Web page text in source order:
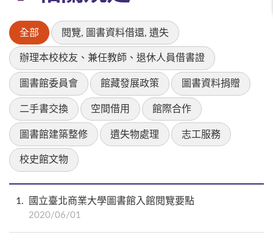
全部 閱覽, 圖書資料借還, 遺失
辦理本校校友、兼任教師、退休人員借書證
圖書館委員會 館藏發展政策 圖書資料捐贈
二手書交換 空間借用 館際合作
圖書館建築整修 遺失物處理 志工服務
校史館文物
1 國立臺北商業大學圖書館入館閱覽要點
2020/06/01